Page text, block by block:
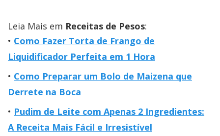
Leia Mais em Receitas de Pesos:
Como Fazer Torta de Frango de
Liquidificador Perfeita em 1 Hora
Como Preparar um Bolo de Maizena que
Derrete na Boca
Pudim de Leite com Apenas 2 Ingredientes:
A Receita Mais Fácil e Irresistível